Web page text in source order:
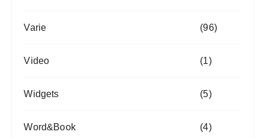
Varie (96)
Video (1)
Widgets (5)
Word&Book (4)